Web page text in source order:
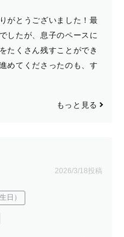
がとうございました！最
したが、息子のペースに
たくさん残すことができ
めてくださったのも、す
もっと見る
2026/3/18投稿
日）